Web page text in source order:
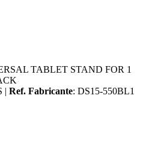
TABLET STAND FOR 1
| Ref. Fabricante: DS15-550BL1